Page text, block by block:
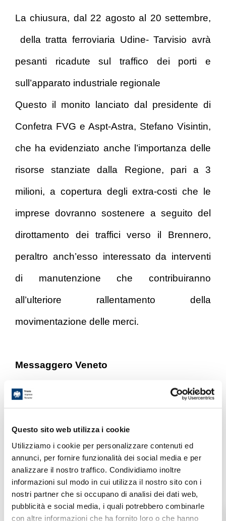
Questo sito web utilizza i cookie
Utilizziamo i cookie per personalizzare contenuti ed
annunci, per fornire funzionalità dei social media e per
analizzare il nostro traffico. Condividiamo inoltre
informazioni sul modo in cui utilizza il nostro sito con i
nostri partner che si occupano di analisi dei dati web,
pubblicità e social media, i quali potrebbero combinarle
con altre informazioni che ha fornito loro o che hanno
La chiusura, dal 22 agosto al 20 settembre,
della tratta ferroviaria Udine- Tarvisio avrà
pesanti ricadute sul traffico dei porti e
sull’apparato industriale regionale
Questo il monito lanciato dal presidente di
Confetra FVG e Aspt-Astra, Stefano Visintin,
che ha evidenziato anche l’importanza delle
risorse stanziate dalla Regione, pari a 3
milioni, a copertura degli extra-costi che le
imprese dovranno sostenere a seguito del
dirottamento dei traffici verso il Brennero,
peraltro anch’esso interessato da interventi
di manutenzione che contribuiranno
all’ulteriore rallentamento della
movimentazione delle merci.
Messaggero Veneto
News & Eventi
News
Rassegna Stampa